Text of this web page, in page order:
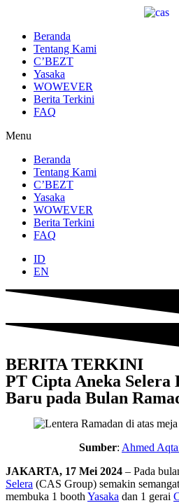
kontenBeranda
Tentang Kami
C’BEZT
Yasaka
WOWEVER
Berita Terkini
FAQ
Menu
Beranda
Tentang Kami
C’BEZT
Yasaka
WOWEVER
Berita Terkini
FAQ
ID
EN
BERITA TERKINI
PT Cipta Aneka Selera
Baru pada Bulan
Sumber: Ahmed
JAKARTA, 17 Mei 2024 – Pada
Selera (CAS Group) semakin
membuka 1 booth Yasaka dan 1 gerai